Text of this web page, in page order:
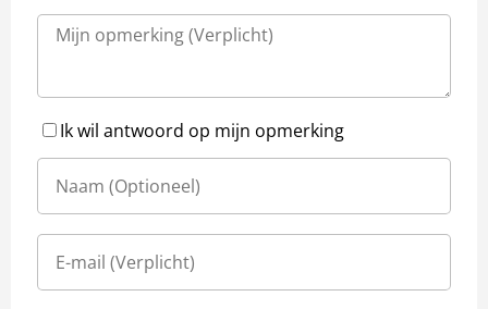
Ik wil antwoord op mijn opmerking